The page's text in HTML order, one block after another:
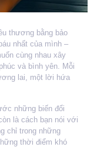
thương bằng bảo
nhất của mình –
cùng nhau xây
và bình yên. Mỗi
lai, một lời hứa
những biến đổi
là cách bạn nói với
chỉ trong những
thời điểm khó